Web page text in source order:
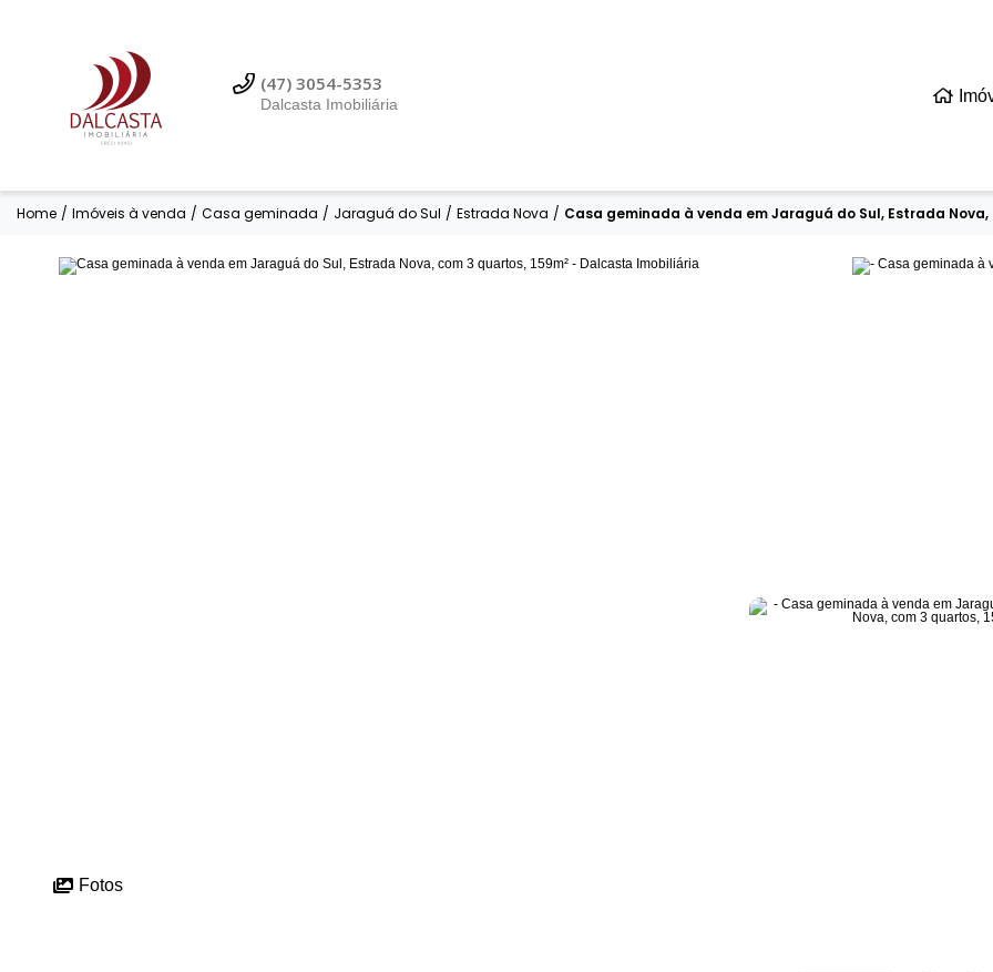
(47) 3054-5353
Dalcasta Imobiliária
Home / Imóveis à venda / Casa geminada / Jaraguá do Sul / Estrada Nova / Casa geminada à venda em Jaraguá do Sul, Estrada Nova,
Fotos